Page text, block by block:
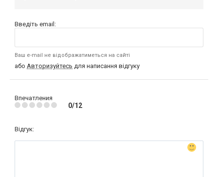
Введіть email:
Ваш e-mail не відображатиметься на сайті
або Авторизуйтесь для написання відгуку
Впечатления
0/12
Відгук: